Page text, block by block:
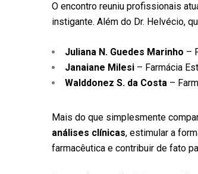
O encontro reuniu profissionais
instigante. Além do Dr. Helvécio,
Juliana N. Guedes Marinho –
Janaiane Milesi – Farmácia
Walddonez S. da Costa –
Mais do que simplesmente
análises clínicas, estimular a
farmacêutica e contribuir de fato